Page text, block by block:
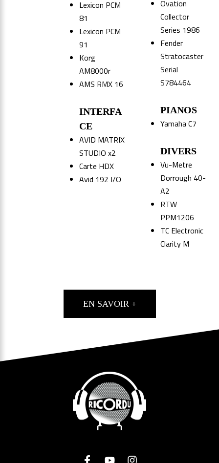
Lexicon PCM
81
Lexicon PCM
91
Korg
AM8000r
AMS RMX 16
INTERFA
CE
AVID MATRIX
STUDIO x2
Carte HDX
Avid 192 I/O
Ovation
Collector
Series 1986
Fender
Stratocaster
Serial
S784464
PIANOS
Yamaha C7
DIVERS
Vu-Metre
Dorrough 40-
A2
RTW
PPM1206
TC Electronic
Clarity M
EN SAVOIR +